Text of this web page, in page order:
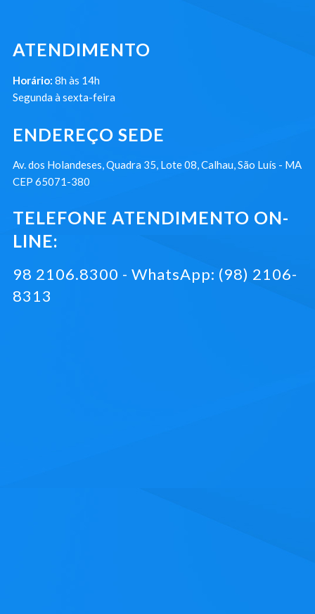
ATENDIMENTO
Horário: 8h às 14h
Segunda à sexta-feira
ENDEREÇO SEDE
Av. dos Holandeses, Quadra 35, Lote 08, Calhau, São Luís - MA
CEP 65071-380
TELEFONE ATENDIMENTO ON-
LINE:
98 2106.8300 - WhatsApp: (98) 2106-
8313